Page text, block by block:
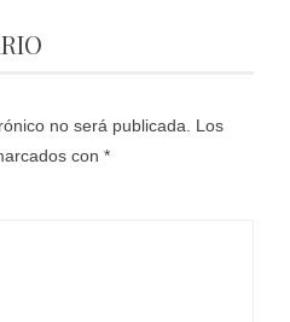
no será publicada.
Los
con *